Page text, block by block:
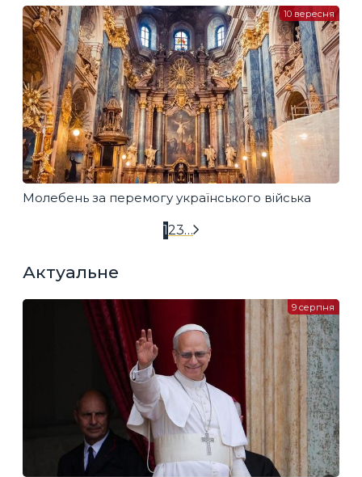
Молебень за перемогу українського війська
10 вересня
123…
Актуальне
9 серпня